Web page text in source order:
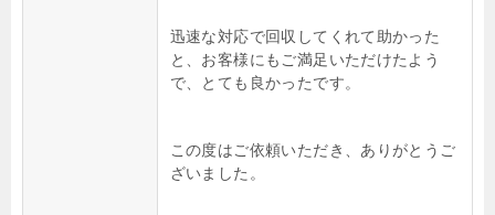
迅速な対応で回収してくれて助かった
と、お客様にもご満足いただけたよう
で、とても良かったです。
この度はご依頼いただき、ありがとうご
ざいました。